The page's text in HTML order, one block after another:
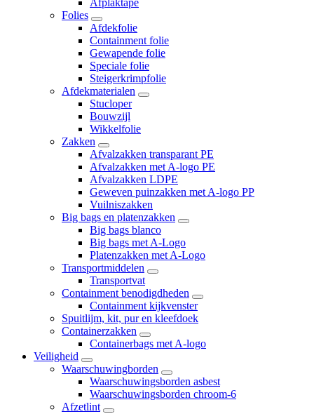
Afplaktape
Folies
Afdekfolie
Containment folie
Gewapende folie
Speciale folie
Steigerkrimpfolie
Afdekmaterialen
Stucloper
Bouwzijl
Wikkelfolie
Zakken
Afvalzakken transparant PE
Afvalzakken met A-logo PE
Afvalzakken LDPE
Geweven puinzakken met A-logo PP
Vuilniszakken
Big bags en platenzakken
Big bags blanco
Big bags met A-Logo
Platenzakken met A-Logo
Transportmiddelen
Transportvat
Containment benodigdheden
Containment kijkvenster
Spuitlijm, kit, pur en kleefdoek
Containerzakken
Containerbags met A-logo
Veiligheid
Waarschuwingborden
Waarschuwingsborden asbest
Waarschuwingsborden chroom-6
Afzetlint